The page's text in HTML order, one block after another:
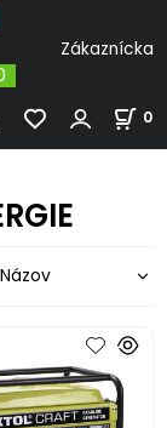
0